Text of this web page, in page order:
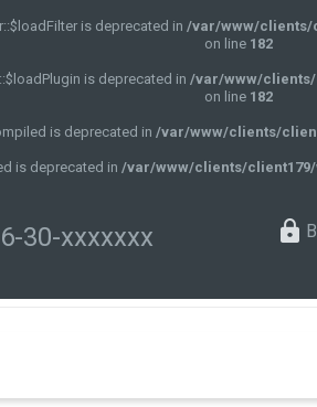
is deprecated in /var/www/clients/
on line 182
is deprecated in /var/www/clients/
on line 182
is deprecated in /var/www/clients/
is deprecated in /var/www/clients/
30-xxxxxxx